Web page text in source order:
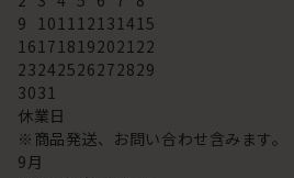
9 101112131415
16171819202122
23242526272829
3031
休業日
※商品発送、お問い合わせ含みます。
9月